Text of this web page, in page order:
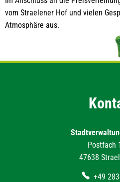
vom Straelener Hof und vielen
Atmosphäre aus.
Postfach
47638
+49